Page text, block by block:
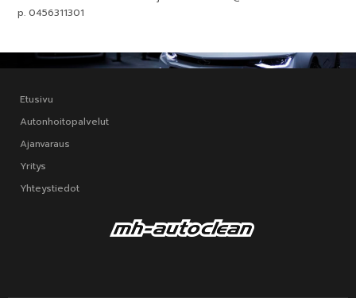
p. 0456311301
Etusivu
Autonhoitopalvelut
Ajanvaraus
Yritys
Yhteystiedot